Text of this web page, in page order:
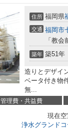
住所 福岡県
交通 福岡市
「教
築年 築51年
造りとデザイ
ベータ付き物
無...
管理費・共益費
現在空
浄水グランド